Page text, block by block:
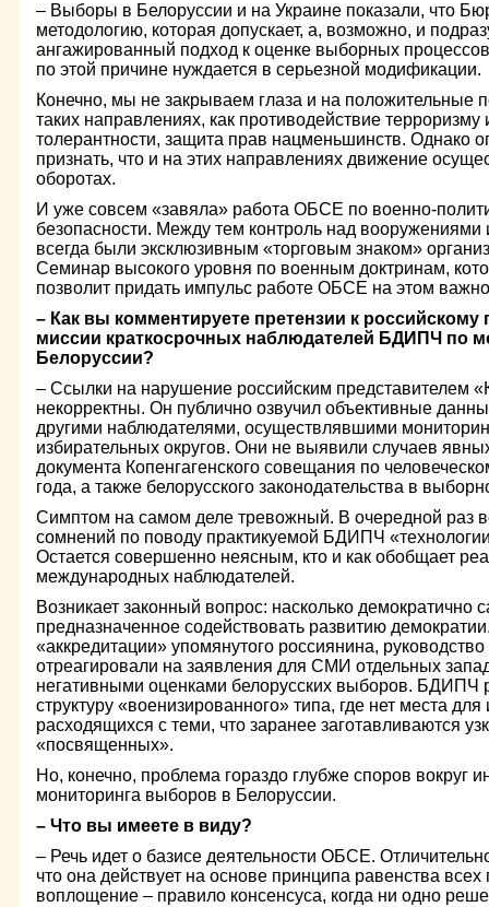
– Выборы в Белоруссии и на Украине показали, что
методологию, которая допускает, а, возможно, и
ангажированный подход к оценке выборных
по этой причине нуждается в серьезной модификации.
Конечно, мы не закрываем глаза и на положительные
таких направлениях, как противодействие
толерантности, защита прав нацменьшинств. Однако
признать, что и на этих направлениях движение
оборотах.
И уже совсем «завяла» работа ОБСЕ по военно-
безопасности. Между тем контроль над
всегда были эксклюзивным «торговым знаком»
Семинар высокого уровня по военным доктринам,
позволит придать импульс работе ОБСЕ на этом
– Как вы комментируете претензии к российскому
миссии краткосрочных наблюдателей БДИПЧ по
Белоруссии?
– Ссылки на нарушение российским представителем
некорректны. Он публично озвучил объективные
другими наблюдателями, осуществлявшими
избирательных округов. Они не выявили случаев
документа Копенгагенского совещания по
года, а также белорусского законодательства в
Симптом на самом деле тревожный. В очередной раз
сомнений по поводу практикуемой БДИПЧ
Остается совершенно неясным, кто и как обобщает
международных наблюдателей.
Возникает законный вопрос: насколько
предназначенное содействовать развитию
«аккредитации» упомянутого россиянина,
отреагировали на заявления для СМИ отдельных
негативными оценками белорусских выборов. БДИПЧ
структуру «военизированного» типа, где нет места
расходящихся с теми, что заранее заготавливаются
«посвященных».
Но, конечно, проблема гораздо глубже споров вокруг
мониторинга выборов в Белоруссии.
– Что вы имеете в виду?
– Речь идет о базисе деятельности ОБСЕ.
что она действует на основе принципа равенства всех
воплощение – правило консенсуса, когда ни одно